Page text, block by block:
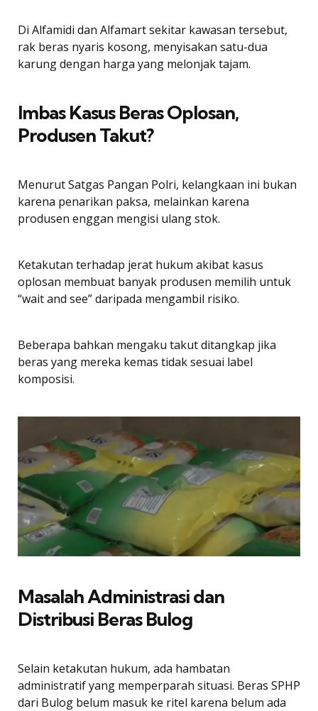
Di Alfamidi dan Alfamart sekitar kawasan tersebut,
rak beras nyaris kosong, menyisakan satu-dua
karung dengan harga yang melonjak tajam.
Imbas Kasus Beras Oplosan,
Produsen Takut?
Menurut Satgas Pangan Polri, kelangkaan ini bukan
karena penarikan paksa, melainkan karena
produsen enggan mengisi ulang stok.
Ketakutan terhadap jerat hukum akibat kasus
oplosan membuat banyak produsen memilih untuk
“wait and see” daripada mengambil risiko.
Beberapa bahkan mengaku takut ditangkap jika
beras yang mereka kemas tidak sesuai label
komposisi.
Masalah Administrasi dan
Distribusi Beras Bulog
Selain ketakutan hukum, ada hambatan
administratif yang memperparah situasi. Beras SPHP
dari Bulog belum masuk ke ritel karena belum ada